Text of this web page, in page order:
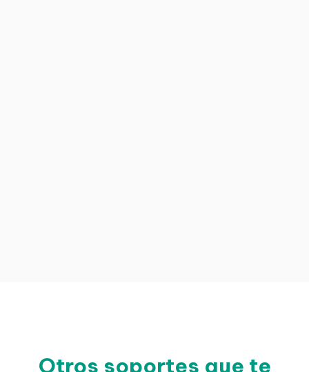
Otros soportes que te